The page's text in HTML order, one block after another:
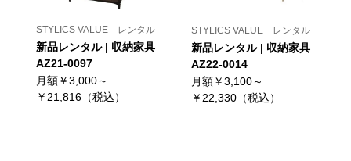
STYLICS VALUE レンタル
新品レンタル | 収納家具
AZ21-0097
月額￥3,000～
￥21,816（税込）
STYLICS VALUE レンタル
新品レンタル | 収納家具
AZ22-0014
月額￥3,100～
￥22,330（税込）